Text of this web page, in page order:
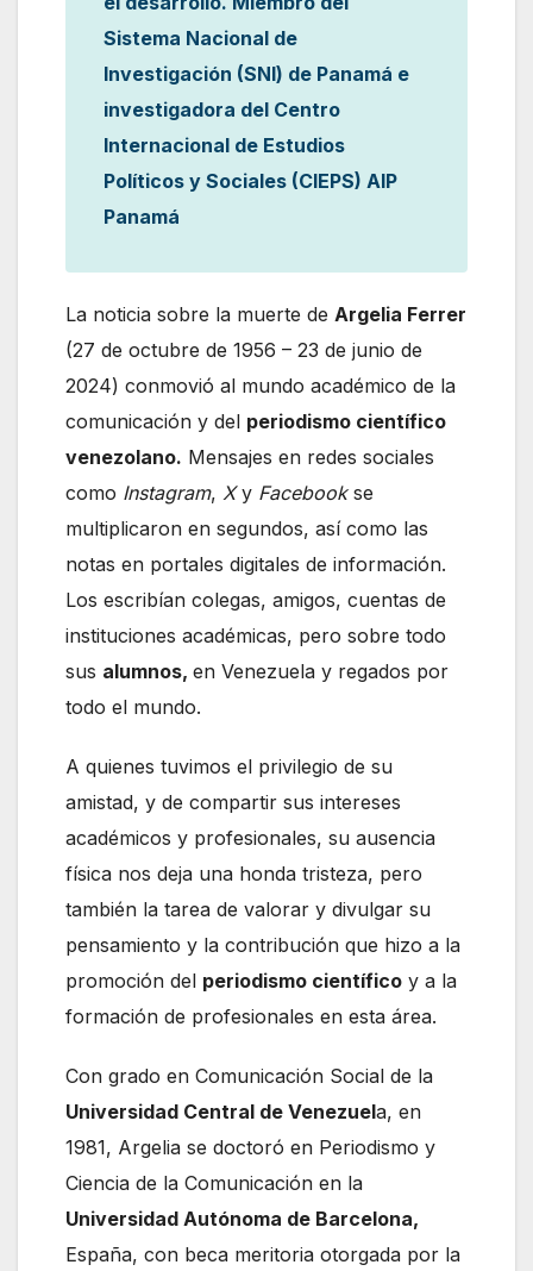
Sistema Nacional de
Investigación (SNI) de Panamá e
investigadora del Centro
Internacional de Estudios
Políticos y Sociales (CIEPS) AIP
Panamá
La noticia sobre la muerte de Argelia Ferrer
(27 de octubre de 1956 – 23 de junio de
2024) conmovió al mundo académico de la
comunicación y del periodismo científico
venezolano. Mensajes en redes sociales
como Instagram, Xy Facebookse
multiplicaron en segundos, así como las
notas en portales digitales de información.
Los escribían colegas, amigos, cuentas de
instituciones académicas, pero sobre todo
sus alumnos, en Venezuela y regados por
todo el mundo.
A quienes tuvimos el privilegio de su
amistad, y de compartir sus intereses
académicos y profesionales, su ausencia
física nos deja una honda tristeza, pero
también la tarea de valorar y divulgar su
pensamiento y la contribución que hizo a la
promoción del periodismo científico y a la
formación de profesionales en esta área.
Con grado en Comunicación Social de la
Universidad Central de Venezuela, en
1981, Argelia se doctoró en Periodismo y
Ciencia de la Comunicación en la
Universidad Autónoma de Barcelona,
España, con beca meritoria otorgada por la